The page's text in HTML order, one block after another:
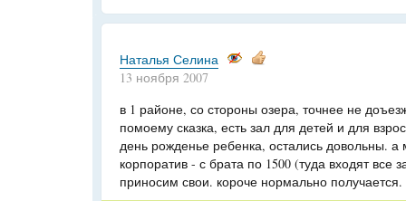
Наталья Селина
13 ноября 2007
в 1 районе, со стороны озера, точнее не
помоему сказка, есть зал для детей и для
день рожденье ребенка, остались довольны. а
корпоратив - с брата по 1500 (туда входят все
приносим свои. короче нормально